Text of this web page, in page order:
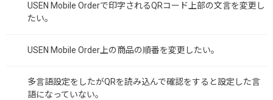
USEN Mobile Orderで印字されるQRコード上部の文言を変更し
たい。
USEN Mobile Order上の商品の順番を変更したい。
多言語設定をしたがQRを読み込んで確認をすると設定した言
語になっていない。